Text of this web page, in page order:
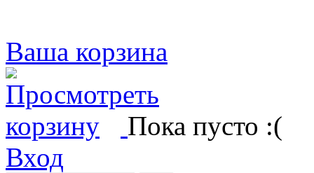
Ваша корзина
Пока пусто :(
Вход